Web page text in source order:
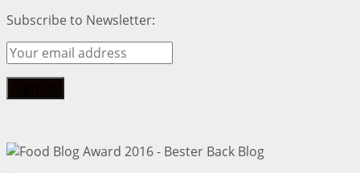
Subscribe to Newsletter: